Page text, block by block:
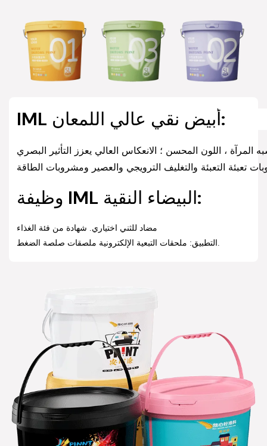
IML أبيض نقي عالي اللمعان:
تعبئة التعبئة والتغليف الترويجي والعصير ومشروبات الطاقة
وظيفة IML البيضاء النقية:
مضاد للثني اختياري. شهادة من فئة الغذاء
التطبيق: ملحقات التبعية الإلكترونية ملصقات صلصة الضغط.